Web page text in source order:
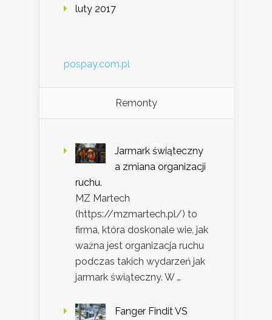
luty 2017
pospay.com.pl
Remonty
Jarmark świąteczny
a zmiana organizacji
ruchu.
MZ Martech
(https://mzmartech.pl/) to
firma, która doskonale wie, jak
ważna jest organizacja ruchu
podczas takich wydarzeń jak
jarmark świąteczny. W …
Fanger Findit VS